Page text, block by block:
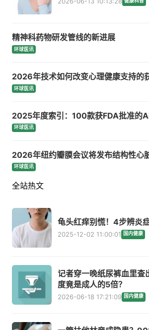
精神科药物研发管线的新进展
环球医讯
2026年技术如何改变心理健康支持的
环球医讯
2025年度索引：100款获FDA批准的
环球医讯
2026年纽约瓣膜会议将发布结构性心
环球医讯
全站热文
龟头红痒别慌！4步辨炎
2025-12-02 11:00:01 国内健康
记者穿一晚纸尿裤血里查
度竟是成人的5倍？
2026-06-18 17:21:09 国内健康